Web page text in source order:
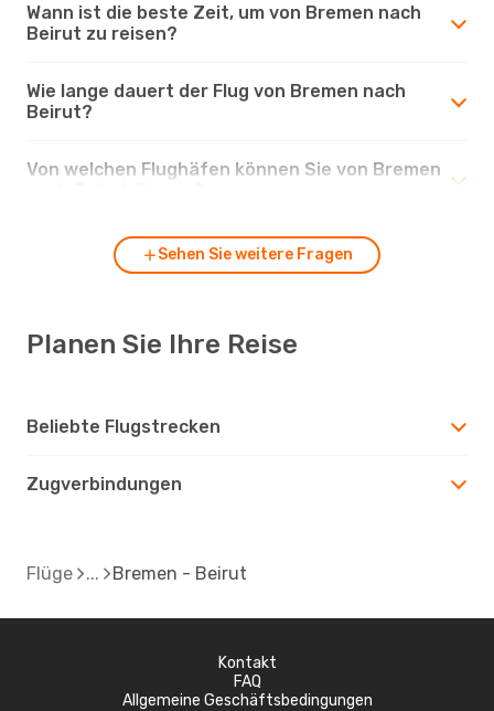
Wann ist die beste Zeit, um von Bremen nach
Beirut zu reisen?
Wie lange dauert der Flug von Bremen nach
Beirut?
Von welchen Flughäfen können Sie von Bremen
Sehen Sie weitere Fragen
Planen Sie Ihre Reise
Beliebte Flugstrecken
Zugverbindungen
Flüge Bremen - Beirut
Kontakt
FAQ
Allgemeine Geschäftsbedingungen